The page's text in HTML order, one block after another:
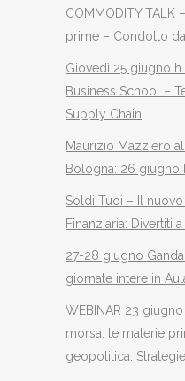
COMMODITY TALK
prime – Condotto
Giovedì 25 giugno
Business School –
Supply Chain
Maurizio Mazziero
Bologna: 26 giugno
Soldi Tuoi – Il
Finanziaria: Divertiti
27-28 giugno
giornate intere in
WEBINAR 23
morsa: le materie
geopolitica.